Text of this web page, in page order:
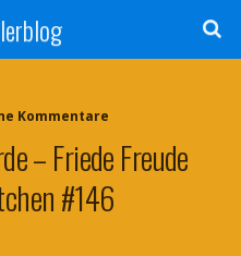
Kommentare
– Friede Freude
#146